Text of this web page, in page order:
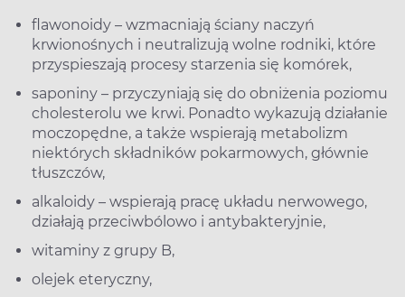
flawonoidy – wzmacniają ściany naczyń
krwionośnych i neutralizują wolne rodniki, które
przyspieszają procesy starzenia się komórek,
saponiny – przyczyniają się do obniżenia poziomu
cholesterolu we krwi. Ponadto wykazują działanie
moczopędne, a także wspierają metabolizm
niektórych składników pokarmowych, głównie
tłuszczów,
alkaloidy – wspierają pracę układu nerwowego,
działają przeciwbólowo i antybakteryjnie,
witaminy z grupy B,
olejek eteryczny,